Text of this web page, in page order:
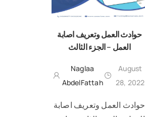
حوادث العمل وتعريف اصابة
العمل – الجزء الثالث
Naglaa
AbdelFattah
August
28, 2022
حوادث العمل وتعريف اصابة